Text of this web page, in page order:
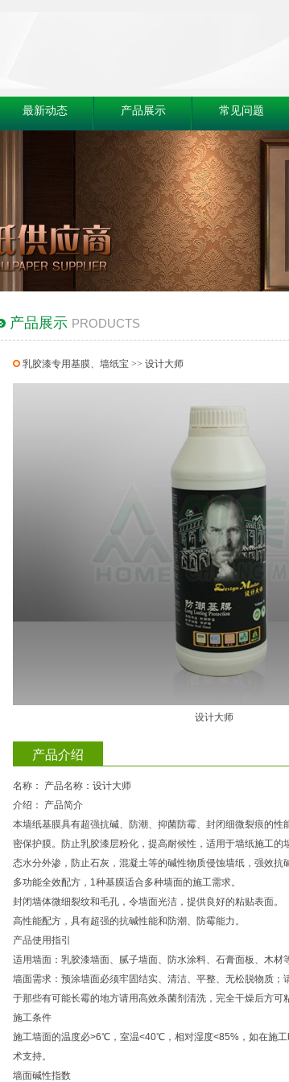
最新动态 产品展示 常见问题
产品展示 PRODUCTS
乳胶漆专用基膜、墙纸宝 >> 设计大师
设计大师
产品介绍
名称： 产品名称： 设计大师
介绍： 产品简介
本墙纸基膜具有超强抗碱、防潮、抑菌防霉、封闭细微裂痕的
密保护膜。防止乳胶漆层粉化，提高耐候性，适用于墙纸施工
态水分外渗，防止石灰，混凝土等的碱性物质侵蚀墙纸，强效抗
多功能全效配方，1种基膜适合多种墙面的施工需求。
封闭墙体微细裂纹和毛孔，令墙面光洁，提供良好的粘贴表面。
高性能配方，具有超强的抗碱性能和防潮、防霉能力。
产品使用指引
适用墙面：乳胶漆墙面、腻子墙面、防水涂料、石膏面板、木材
墙面需求：预涂墙面必须牢固结实、清洁、平整、无松脱物质
于那些有可能长霉的地方请用高效杀菌剂清洗，完全干燥后方可
施工条件
施工墙面的温度必>6℃，室温<40℃，相对湿度<85%，如在施
术支持。
墙面碱性指数